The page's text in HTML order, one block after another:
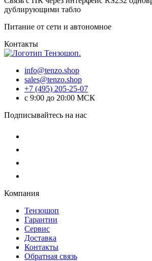
дублирующими табло
Питание от сети и автономное
Контакты
info@tenzo.shop
sales@tenzo.shop
+7 (495) 205-25-07
с 9:00 до 20:00 МСК
Подписывайтесь на нас
Компания
Тензошоп
Гарантии
Сервис
Доставка
Контакты
Обратная связь